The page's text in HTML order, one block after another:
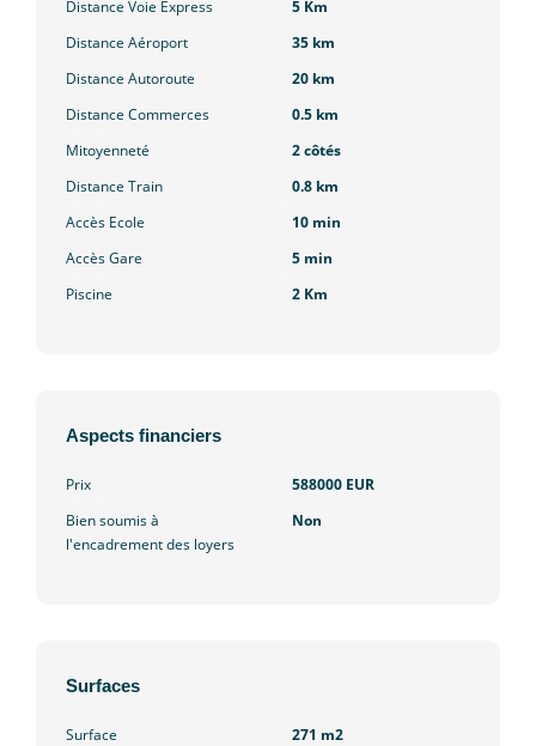
Distance Voie Express
5 Km
Distance Aéroport
35 km
Distance Autoroute
20 km
Distance Commerces
0.5 km
Mitoyenneté
2 côtés
Distance Train
0.8 km
Accès Ecole
10 min
Accès Gare
5 min
Piscine
2 Km
Aspects financiers
Prix
588000 EUR
Bien soumis à
l'encadrement des loyers
Non
Surfaces
Surface
271 m2